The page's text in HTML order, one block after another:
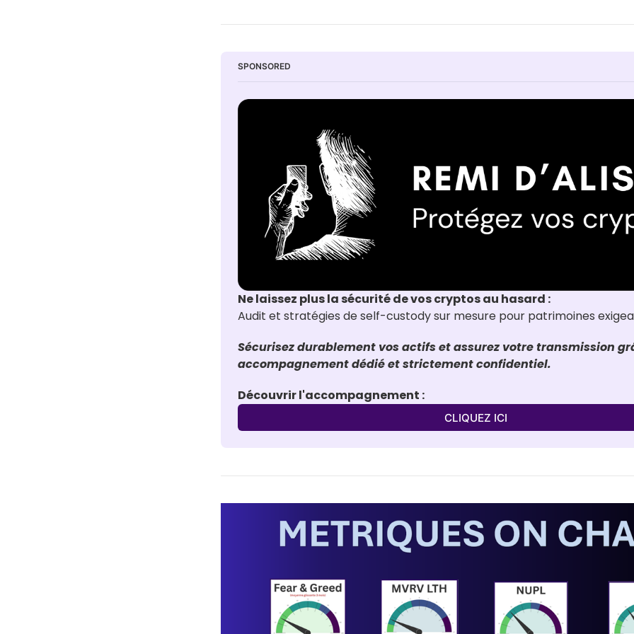
SPONSORED
Ne laissez plus la sécurité de vos cryptos au hasard :
Audit et stratégies de self-custody sur mesure pour patrimoines
Sécurisez durablement vos actifs et assurez votre transmission
accompagnement dédié et strictement confidentiel.
Découvrir l'accompagnement :
CLIQUEZ ICI